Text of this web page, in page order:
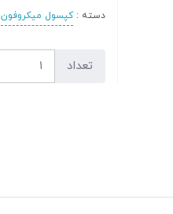
دسته :کپسول میکروفون
تعداد